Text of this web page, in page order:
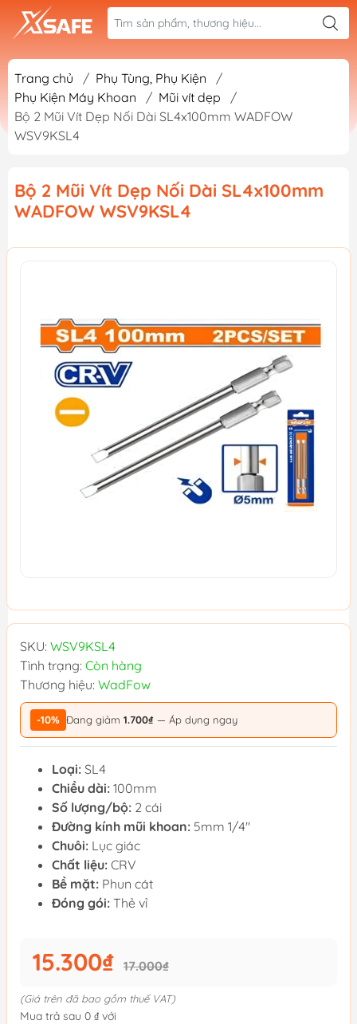
Trang chủ / Phụ Tùng, Phụ Kiện
/
Phụ Kiện Máy Khoan
/ Mũi vít dẹp
/
Bộ 2 Mũi Vít Dẹp Nối Dài SL4x100mm WADFOW
WSV9KSL4
Bộ 2 Mũi Vít Dẹp Nối Dài SL4x100mm
WADFOW WSV9KSL4
SKU: WSV9KSL4
Tình trạng: Còn hàng
Thương hiệu: WadFow
-10% Đang giảm 1.700₫ — Áp dụng ngay
Loại: SL4
Chiều dài: 100mm
Số lượng/bộ: 2 cái
Đường kính mũi khoan: 5mm 1/4"
Chuôi: Lục giác
Chất liệu: CRV
Bề mặt: Phun cát
Đóng gói: Thẻ vỉ
15.300₫ 17.000₫
(Giá trên đã bao gồm thuế VAT)
Mua trả sau 0 ₫ với